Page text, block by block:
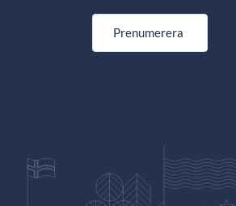
Prenumerera